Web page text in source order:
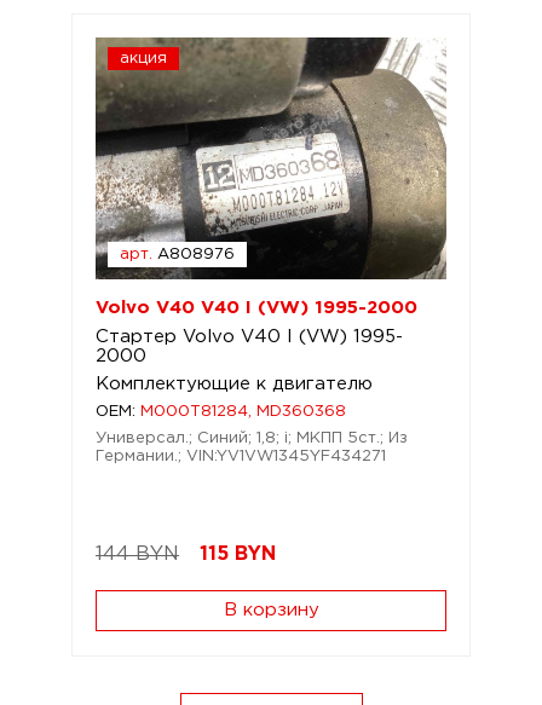
акция
арт. A808976
Volvo V40 V40 I (VW) 1995-2000
Стартер Volvo V40 I (VW) 1995-
2000
Комплектующие к двигателю
OEM:
M000T81284, MD360368
Универсал.; Синий; 1,8; i; МКПП 5ст.; Из
Германии.; VIN:YV1VW1345YF434271
144 BYN 115 BYN
В корзину